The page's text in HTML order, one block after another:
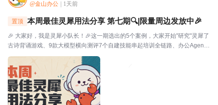
@金山办公 1天前
置顶 本周最佳灵犀用法分享 第七期🔍|限量周边发放中🎉
🎉 大家好，我是灵犀小队长！🎉这一期选出的5个案例，大家开始"研究"灵犀了
古诗背诵游戏、9款大模型横向测评7个自建技能串起培训全链路、办公Agent
同台对比甚至灵犀还能杀毒查木马一起来看看这一期的硬核实践——👤墨云轩
一句话让灵犀自由发挥，给儿子做了个古诗背...